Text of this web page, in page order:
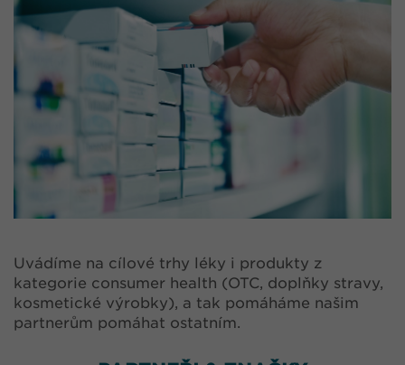
Uvádíme na cílové trhy léky i produkty z
kategorie consumer health (OTC, doplňky stravy,
kosmetické výrobky), a tak pomáháme našim
partnerům pomáhat ostatním.